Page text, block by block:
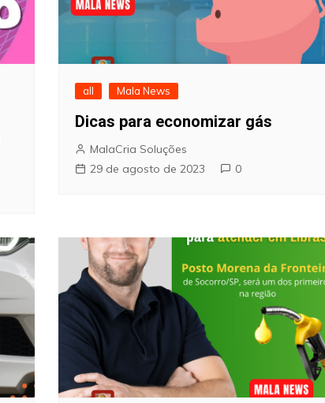
all Mala News
Dicas para economizar gás
MalaCria Soluções
29 de agosto de 2023
0